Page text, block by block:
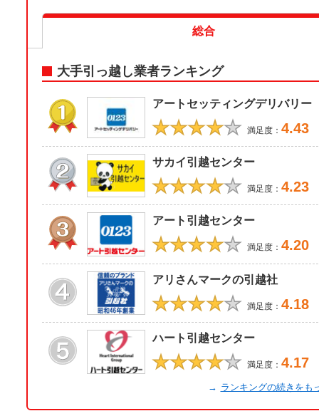
総合
大手引っ越し業者ランキング
アートセッティングデリバリー
★★★★★ 満足度： 4.43
サカイ引越センター
★★★★★ 満足度： 4.23
アート引越センター
★★★★★ 満足度： 4.20
アリさんマークの引越社
★★★★★ 満足度： 4.18
ハート引越センター
★★★★★ 満足度： 4.17
→ ランキングの続きをも